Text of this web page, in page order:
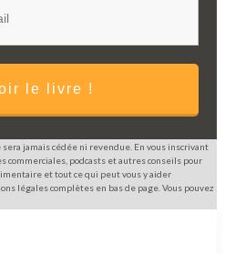
le livre !
jamais cédée ni revendue. En vous inscrivant
commerciales, podcasts et autres conseils pour
et tout ce qui peut vous y aider
légales complètes en bas de page. Vous pouvez